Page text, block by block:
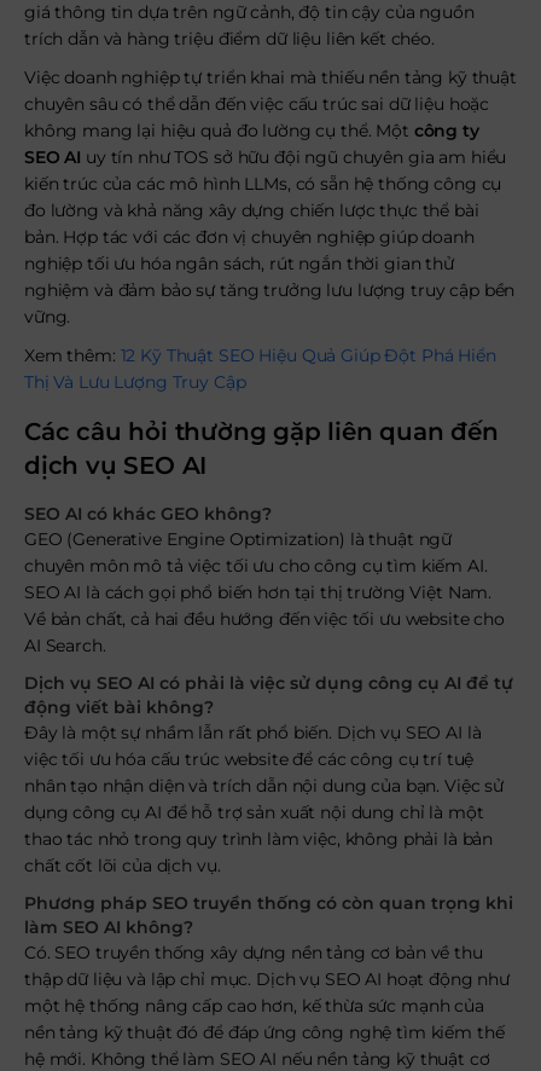
giá thông tin dựa trên ngữ cảnh, độ tin cậy của nguồn
trích dẫn và hàng triệu điểm dữ liệu liên kết chéo.
Việc doanh nghiệp tự triển khai mà thiếu nền tảng kỹ thuật
chuyên sâu có thể dẫn đến việc cấu trúc sai dữ liệu hoặc
không mang lại hiệu quả đo lường cụ thể. Một công ty
SEO AI uy tín như TOS sở hữu đội ngũ chuyên gia am hiểu
kiến trúc của các mô hình LLMs, có sẵn hệ thống công cụ
đo lường và khả năng xây dựng chiến lược thực thể bài
bản. Hợp tác với các đơn vị chuyên nghiệp giúp doanh
nghiệp tối ưu hóa ngân sách, rút ngắn thời gian thử
nghiệm và đảm bảo sự tăng trưởng lưu lượng truy cập bền
vững.
Xem thêm: 12 Kỹ Thuật SEO Hiệu Quả Giúp Đột Phá Hiển
Thị Và Lưu Lượng Truy Cập
Các câu hỏi thường gặp liên quan đến
dịch vụ SEO AI
SEO AI có khác GEO không?
GEO (Generative Engine Optimization) là thuật ngữ
chuyên môn mô tả việc tối ưu cho công cụ tìm kiếm AI.
SEO AI là cách gọi phổ biến hơn tại thị trường Việt Nam.
Về bản chất, cả hai đều hướng đến việc tối ưu website cho
AI Search.
Dịch vụ SEO AI có phải là việc sử dụng công cụ AI để tự
động viết bài không?
Đây là một sự nhầm lẫn rất phổ biến. Dịch vụ SEO AI là
việc tối ưu hóa cấu trúc website để các công cụ trí tuệ
nhân tạo nhận diện và trích dẫn nội dung của bạn. Việc sử
dụng công cụ AI để hỗ trợ sản xuất nội dung chỉ là một
thao tác nhỏ trong quy trình làm việc, không phải là bản
chất cốt lõi của dịch vụ.
Phương pháp SEO truyền thống có còn quan trọng khi
làm SEO AI không?
Có. SEO truyền thống xây dựng nền tảng cơ bản về thu
thập dữ liệu và lập chỉ mục. Dịch vụ SEO AI hoạt động như
một hệ thống nâng cấp cao hơn, kế thừa sức mạnh của
nền tảng kỹ thuật đó để đáp ứng công nghệ tìm kiếm thế
hệ mới. Không thể làm SEO AI nếu nền tảng kỹ thuật cơ